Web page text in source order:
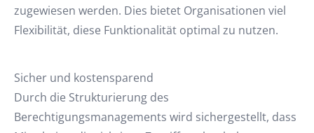
zugewiesen werden. Dies bietet Organisationen viel
Flexibilität, diese Funktionalität optimal zu nutzen.
Sicher und kostensparend
Durch die Strukturierung des
Berechtigungsmanagements wird sichergestellt, dass